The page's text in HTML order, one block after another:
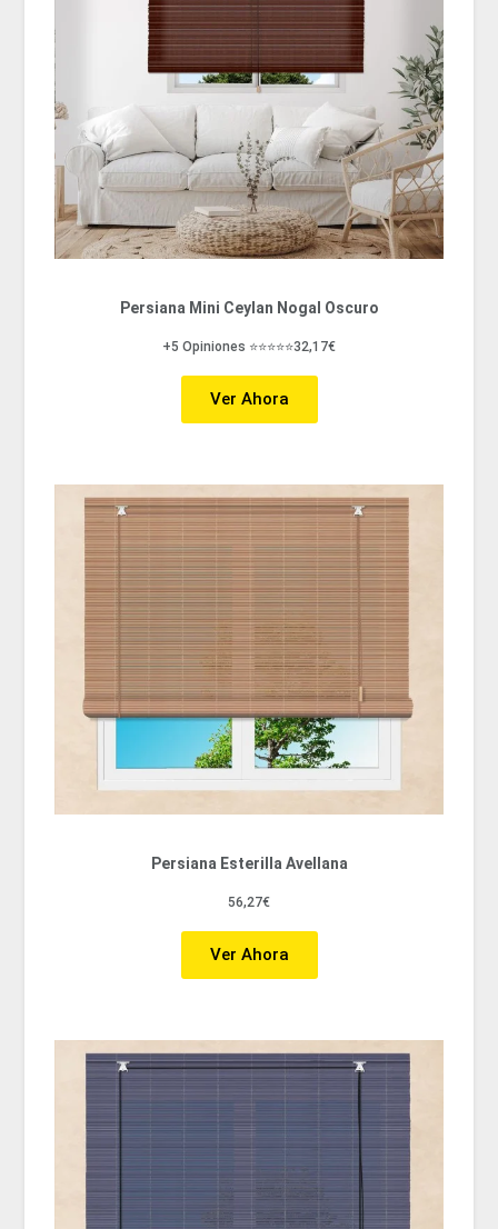
Persiana Mini Ceylan Nogal Oscuro
+5 Opiniones ⭐⭐⭐⭐⭐32,17€
Ver Ahora
Persiana Esterilla Avellana
56,27€
Ver Ahora